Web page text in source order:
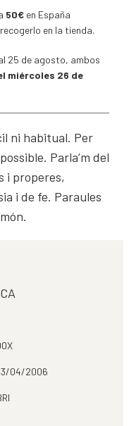
50€ en España
en la tienda.
25 de agosto, ambos
miércoles 26 de
ni habitual. Per
Parla’m del
i properes,
i de fe. Paraules
04/2006